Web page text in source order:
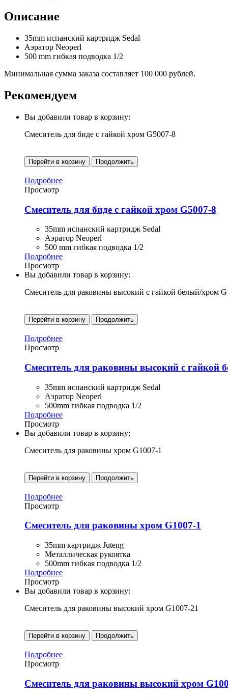
Описание
35mm испанский картридж Sedal
Аэратор Neoperl
500 mm гибкая подводка 1/2
Минимальная сумма заказа составляет 100 000 рублей.
Рекомендуем
Вы добавили товар в корзину:
Смеситель для биде с гайкой хром G5007-8
Перейти в корзину Продолжить
Подробнее
Просмотр
Смеситель для биде с гайкой хром G5007-8
35mm испанский картридж Sedal
Аэратор Neoperl
500 mm гибкая подводка 1/2
Подробнее
Просмотр
Вы добавили товар в корзину:
Смеситель для раковины высокий с гайкой белый/хром
Перейти в корзину Продолжить
Подробнее
Просмотр
Смеситель для раковины высокий с гайкой
35mm испанский картридж Sedal
Аэратор Neoperl
500mm гибкая подводка 1/2
Подробнее
Просмотр
Вы добавили товар в корзину:
Смеситель для раковины хром G1007-1
Перейти в корзину Продолжить
Подробнее
Просмотр
Смеситель для раковины хром G1007-1
35mm картридж Juteng
Металлическая рукоятка
500mm гибкая подводка 1/2
Подробнее
Просмотр
Вы добавили товар в корзину:
Смеситель для раковины высокий хром G1007-21
Перейти в корзину Продолжить
Подробнее
Просмотр
Смеситель для раковины высокий хром